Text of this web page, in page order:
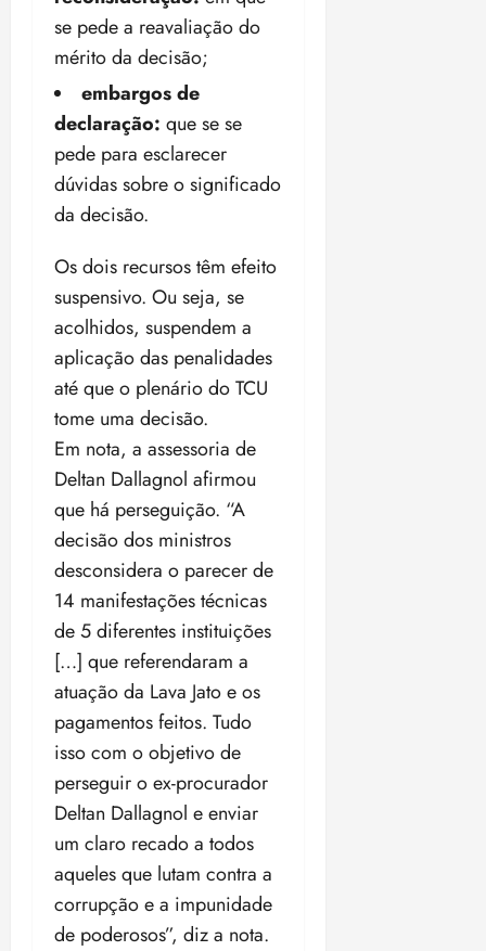
se pede a reavaliação do
mérito da decisão;
embargos de
declaração: que se se
pede para esclarecer
dúvidas sobre o significado
da decisão.
Os dois recursos têm efeito
suspensivo. Ou seja, se
acolhidos, suspendem a
aplicação das penalidades
até que o plenário do TCU
tome uma decisão.
Em nota, a assessoria de
Deltan Dallagnol afirmou
que há perseguição. “A
decisão dos ministros
desconsidera o parecer de
14 manifestações técnicas
de 5 diferentes instituições
[…] que referendaram a
atuação da Lava Jato e os
pagamentos feitos. Tudo
isso com o objetivo de
perseguir o ex-procurador
Deltan Dallagnol e enviar
um claro recado a todos
aqueles que lutam contra a
corrupção e a impunidade
de poderosos”, diz a nota.